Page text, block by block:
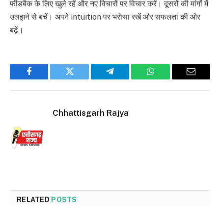
फीडबैक के लिए खुले रहें और नए विचारों पर विचार करें। दूसरों की मांगों में
उलझने से बचें। अपने intuition पर भरोसा रखें और सफलता की ओर
बढ़ें।
Facebook Twitter Telegram WhatsApp Email
Chhattisgarh Rajya
RELATED POSTS